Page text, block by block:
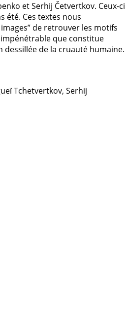
et Serhij Četvertkov. Ceux-ci
été. Ces textes nous
de retrouver les motifs
que constitue
de la cruauté humaine.
Tchetvertkov, Serhij